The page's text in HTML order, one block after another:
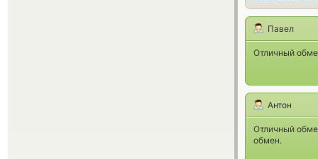
Павел
Отличный
Антон
Отличный
обмен.